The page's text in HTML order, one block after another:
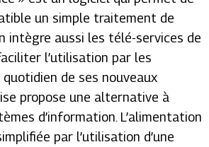
un simple traitement de
intègre aussi les télé-services de
l’utilisation par les
de ses nouveaux
propose une alternative à
d’information. L’alimentation
par l’utilisation d’une